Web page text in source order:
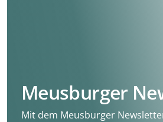
Meusburger
Mit dem Meusburger